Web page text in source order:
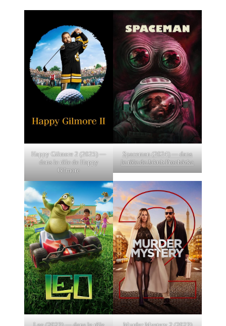
Happy Gilmore 2 (2025) —
dans le rôle de Happy
Gilmore
Spaceman (2024) — dans
le rôle de Jakub Procházka